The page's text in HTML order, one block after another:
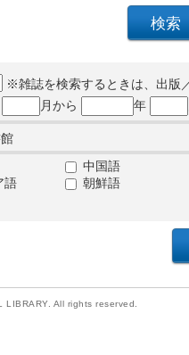
※雑誌を検索するときは、出版
月から 年
中国語
語
朝鮮語
All rights reserved.